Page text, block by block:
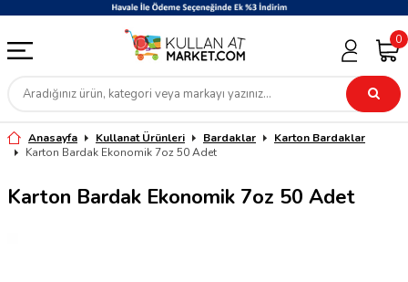
0
Anasayfa Kullanat Ürünleri Bardaklar
Karton Bardaklar
Karton Bardak Ekonomik 7oz 50 Adet
Karton Bardak Ekonomik 7oz 50 Adet